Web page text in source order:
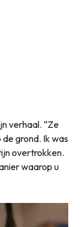
verhaal. “Ze
grond. Ik was
overtrokken.
waarop u